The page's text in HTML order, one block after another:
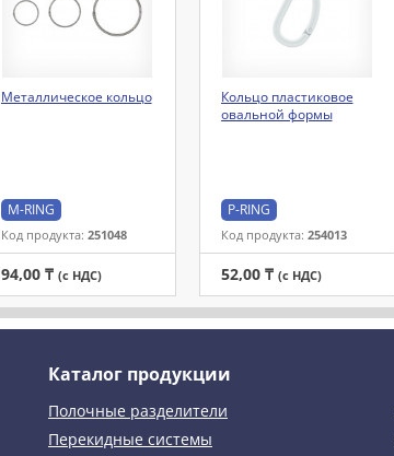
Металлическое кольцо
M-RING
Код продукта: 251048
94,00 ₸ (с НДС)
Кольцо пластиковое
овальной формы
P-RING
Код продукта: 254013
52,00 ₸ (с НДС)
Каталог продукции
Полочные разделители
Перекидные системы